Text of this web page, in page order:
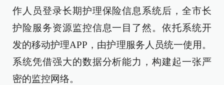
作人员登录长期护理保险信息系统后，全市长
护险服务资源监控信息一目了然。依托系统开
发的移动护理APP，由护理服务人员统一使用。
系统凭借强大的数据分析能力，构建起一张严
密的监控网络。